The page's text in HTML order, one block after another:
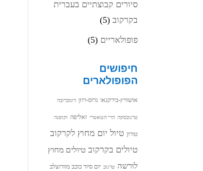
סיורים קבוצתיים בעברית
בקרקוב (5)
פופולאריים (5)
חיפושים
הפופולארים
אושוויץ-בירקנאו גרוס-רוזן דומברובה
טרנובסקה הרי הטאטרי זאליפה זקופנה
טורון טיול יום מחוץ לקרקוב
טיולים בקרקוב טיולים מחוץ
לורשה
טרנוב יום סיור כוכב מוורוצלב